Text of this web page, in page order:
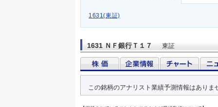
1631(東証)
1631 ＮＦ銀行Ｔ１７ 東証